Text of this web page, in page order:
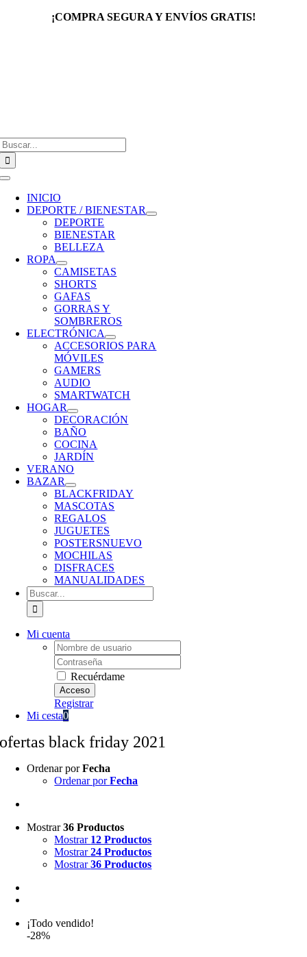
¡COMPRA SEGURA Y ENVÍOS GRATIS!
Toggle
Navigation
INICIO
DEPORTE / BIENESTAR
DEPORTE
BIENESTAR
BELLEZA
ROPA
CAMISETAS
SHORTS
GAFAS
GORRAS Y
SOMBREROS
ELECTRÓNICA
ACCESORIOS PARA
MÓVILES
GAMERS
AUDIO
SMARTWATCH
HOGAR
DECORACIÓN
BAÑO
COCINA
JARDÍN
VERANO
BAZAR
BLACKFRIDAY
MASCOTAS
REGALOS
JUGUETES
POSTERSNUEVO
MOCHILAS
DISFRACES
MANUALIDADES
Buscar:
Mi cuenta
Username:
Password:
Recuérdame
Registrar
Mi cesta0
ofertas black friday 2021
Ordenar porFecha
Ordenar porFecha
Mostrar36 Productos
Mostrar 12 Productos
Mostrar24 Productos
Mostrar36 Productos
¡Todo vendido!
-28%